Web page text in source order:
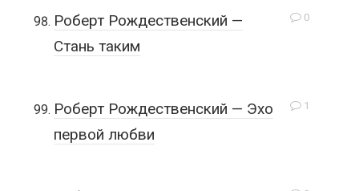
0
Роберт Рождественский —
Стань таким
1
Роберт Рождественский — Эхо
первой любви